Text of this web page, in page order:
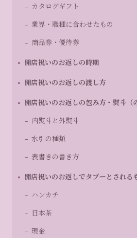
カタログギフト
業界・職種に合わせたもの
商品券・優待券
開店祝いのお返しの時期
開店祝いのお返しの渡し方
開店祝いのお返しの包み方・熨斗（
内熨斗と外熨斗
水引の種類
表書きの書き方
開店祝いのお返しでタブーとされる
ハンカチ
日本茶
現金